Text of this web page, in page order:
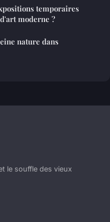
temporaires
moderne ?
nature dans
le souffle des vieux